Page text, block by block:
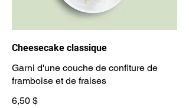
Cheesecake classique
Garni d'une couche de confiture de
framboise et de fraises
6,50 $